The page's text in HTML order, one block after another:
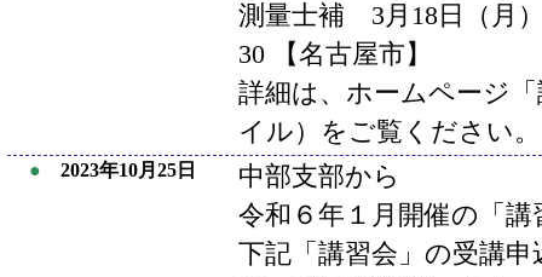
測量士補 3月18日（月
30 【名古屋市】
詳細は、ホームページ
イル）をご覧ください。
● 2023年10月25日
中部支部から
令和６年１月開催の「
下記「講習会」の受講